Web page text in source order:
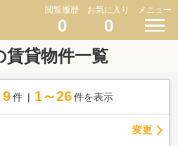
閲覧履歴
0
お気に入り
0
メニュー
賃貸物件一覧
9 件 1～26 件を表示
変更